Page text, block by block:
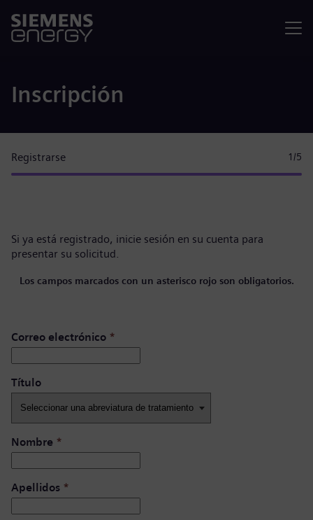
Inscripción
Registrarse 1 /5
Si ya está registrado, inicie sesión en su cuenta para
presentar su solicitud.
Los campos marcados con un asterisco rojo son obligatorios.
Correo electrónico *
Título ​
Nombre *
Apellidos *